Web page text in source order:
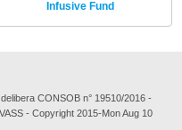
Infusive Fund
CONSOB n° 19510/2016 -
- Copyright 2015-Mon Aug 10